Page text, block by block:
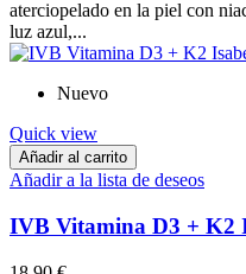
aterciopelado en la piel con
luz azul,...
Nuevo
Quick view
Añadir al carrito
Añadir a la lista de deseos
IVB Vitamina D3 + K2